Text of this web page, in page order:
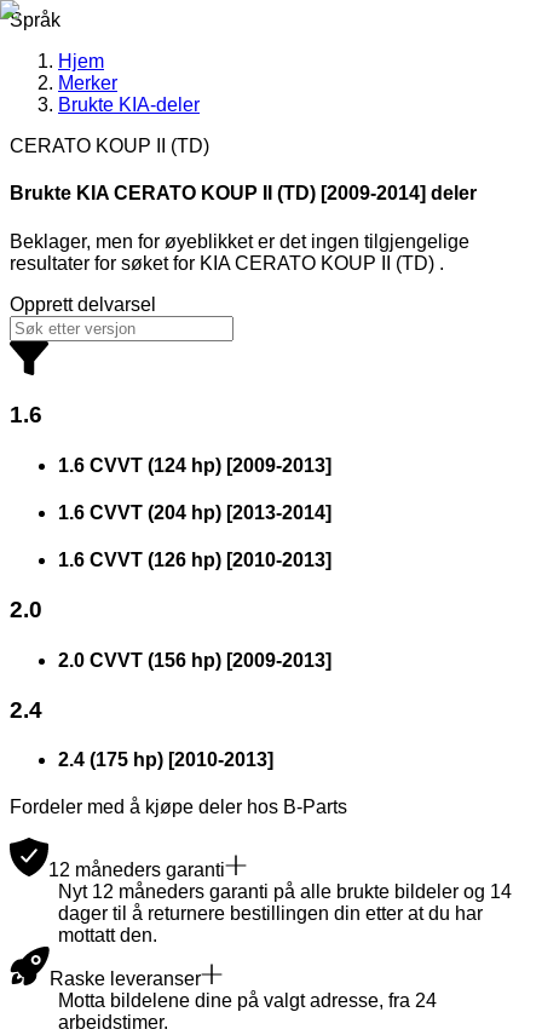
Språk
Hjem
Merker
Brukte KIA-deler
CERATO KOUP II (TD)
Brukte KIA CERATO KOUP II (TD) [2009-2014] deler
Beklager, men for øyeblikket er det ingen tilgjengelige
resultater for søketfor KIA CERATO KOUP II (TD) .
Opprett delvarsel
1.6
1.6 CVVT (124 hp) [2009-2013]
1.6 CVVT (204 hp) [2013-2014]
1.6 CVVT (126 hp) [2010-2013]
2.0
2.0 CVVT (156 hp) [2009-2013]
2.4
2.4 (175 hp) [2010-2013]
Fordeler med å kjøpe deler hos B-Parts
12 måneders garanti
Nyt 12 måneders garanti på alle brukte bildeler og 14
dager til å returnere bestillingen din etter at du har
mottatt den.
Raske leveranser
Motta bildelene dine på valgt adresse, fra 24
arbeidstimer.